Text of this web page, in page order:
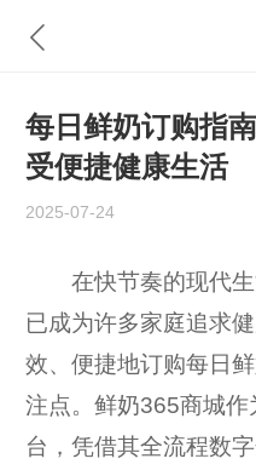
每日鲜奶订购指
受便捷健康生活
2025-07-24
在快节奏的现代生
已成为许多家庭追求
效、便捷地订购每日
注点。鲜奶365商城
台，凭借其全流程数